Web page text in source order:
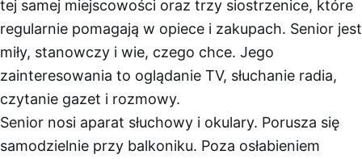
tej samej miejscowości oraz trzy siostrzenice, które
regularnie pomagają w opiece i zakupach. Senior jest
miły, stanowczy i wie, czego chce. Jego
zainteresowania to oglądanie TV, słuchanie radia,
czytanie gazet i rozmowy.
Senior nosi aparat słuchowy i okulary. Porusza się
samodzielnie przy balkoniku. Poza osłabieniem